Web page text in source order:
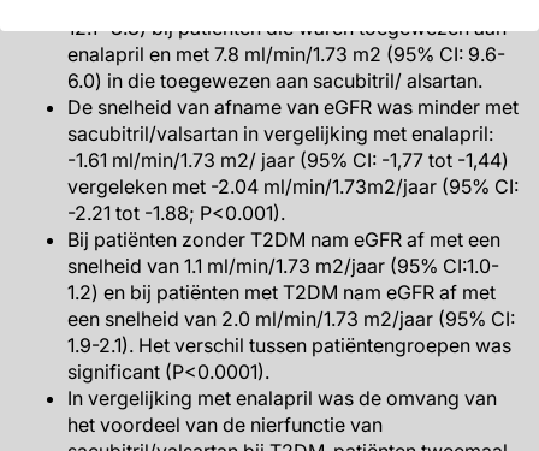
12.1- 8.3) bij patiënten die waren toegewezen aan
enalapril en met 7.8 ml/min/1.73 m2 (95% CI: 9.6-
6.0) in die toegewezen aan sacubitril/ alsartan.
De snelheid van afname van eGFR was minder met
sacubitril/valsartan in vergelijking met enalapril:
-1.61 ml/min/1.73 m2/ jaar (95% CI: -1,77 tot -1,44)
vergeleken met -2.04 ml/min/1.73m2/jaar (95% CI:
-2.21 tot -1.88; P<0.001).
Bij patiënten zonder T2DM nam eGFR af met een
snelheid van 1.1 ml/min/1.73 m2/jaar (95% CI:1.0-
1.2) en bij patiënten met T2DM nam eGFR af met
een snelheid van 2.0 ml/min/1.73 m2/jaar (95% CI:
1.9-2.1). Het verschil tussen patiëntengroepen was
significant (P<0.0001).
In vergelijking met enalapril was de omvang van
het voordeel van de nierfunctie van